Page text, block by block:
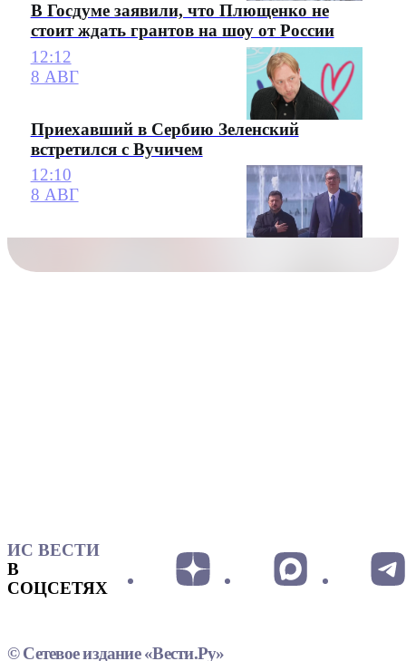
В Госдуме заявили, что Плющенко не
стоит ждать грантов на шоу от России
12:12
8 АВГ
Приехавший в Сербию Зеленский
встретился с Вучичем
12:10
8 АВГ
ИС ВЕСТИ
В
СОЦСЕТЯХ
© Сетевое издание «Вести.Ру»